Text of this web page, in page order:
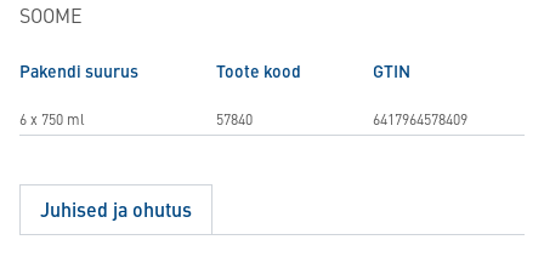
SOOME
Pakendi suurus Toote kood GTIN
6 x 750 ml 57840 6417964578409
Juhised ja ohutus